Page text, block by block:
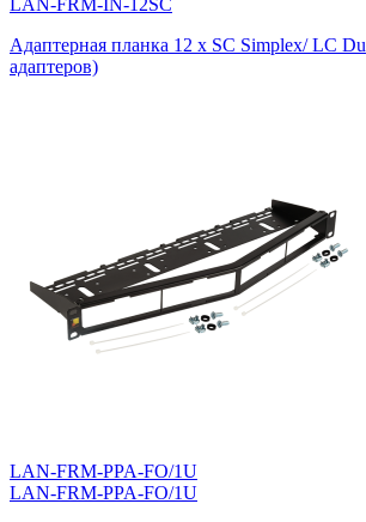
LAN-FRM-IN-12SC
Адаптерная планка 12 x SC Simplex/ LC
адаптеров)
LAN-FRM-PPA-FO/1U
LAN-FRM-PPA-FO/1U